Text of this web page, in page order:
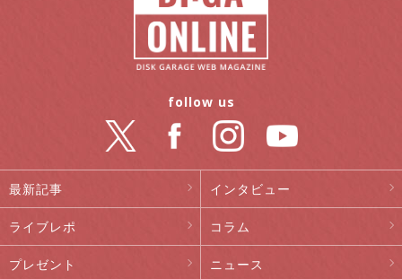
最新記事 インタビュー
ライブレポ コラム
プレゼント ニュース
follow us